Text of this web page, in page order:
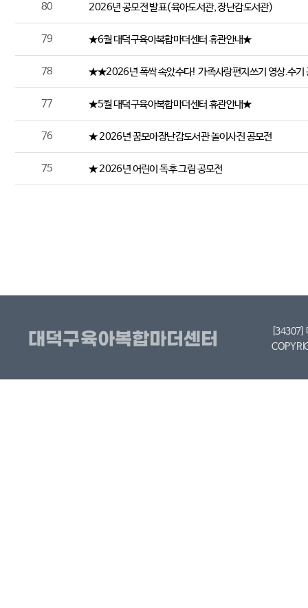
80 2026년 공모전 발표(육아도서관, 장난감도서관)
79 ★6월 대덕구육아복합마더센터 휴관안내★
78 ★★2026년 폭싹 속았수다! 가족사랑편지쓰기 영상.
77 ★5월 대덕구육아복합마더센터 휴관안내★
76 ★ 2026년 꿈모아장난감도서관 놀이사진 공모전
75 ★ 2026년 어린이 독후 그림 공모전
[34307]